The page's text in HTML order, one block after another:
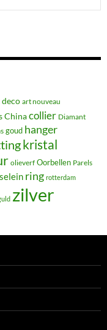
art nouveau
Chinacollier Diamant
goud hanger
kristal
olieverf Oorbellen Parels
ring rotterdam
zilver